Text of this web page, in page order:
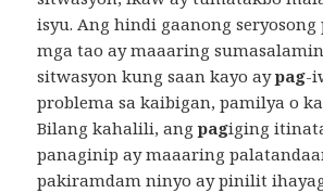
isyu. Ang hindi gaanong seryosong
mga tao ay maaaring
sitwasyon kung saan kayo aypag-
problema sa kaibigan, pamilya o
Bilang kahalili, angpagiging
panaginip ay maaaring
pakiramdam ninyo ay pinilit